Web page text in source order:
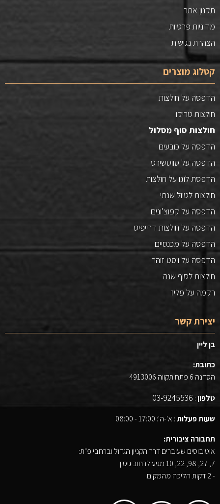
תקנון אתר
מדיניות פרטיות
הצהרת נגישות
קטלוג מוצרים
הדפסה על חולצות
חולצות טריקו
חולצות סוף מסלול
הדפסה על כובעים
הדפסה על סווטשירט
הדפסת לוגו על חולצות
חולצות לטיול שנתי
הדפסה על קפוצ'ונים
הדפסה על חולצות דרייפיט
הדפסה על מכנסיים
הדפסה על ווסט זוהר
חולצות לסוף שנה
רקמה על פליז
יצירת קשר
בן ליין
כתובת:
הסדנה 6 פתח תקווה 4913006
טלפון:
03-9245536
שעות פעלות: א'-ה': 17:00 - 08:00
תחבורה ציבורית:
אוטובוסים שעוברים דרך הקניון הגדול וברחבי פ"ת:
7, 27, 98, 22, 10 מגיע לרחוב גיסין
- 2 דקות הליכה מהמקום.